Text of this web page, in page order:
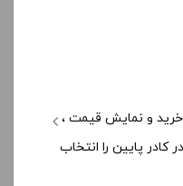
و نمایش قیمت ،
کادر پایین را انتخاب